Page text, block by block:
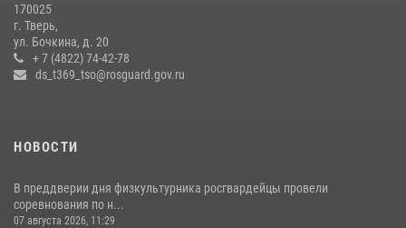
Росгвардейцы оказали помощь водителю на дороге в городе Кашин
22 июля 2026, 08:35
170025
г. Тверь,
ул. Бочкина, д. 20
+ 7 (4822) 74-42-78
ds_t369_tso@rosguard.gov.ru
НОВОСТИ
В преддверии дня физкультурника росгвардейцы провели
соревнования по н...
07 августа 2026, 11:29